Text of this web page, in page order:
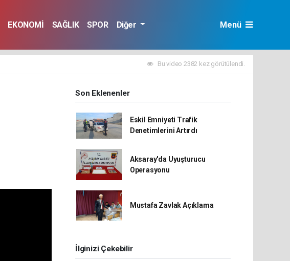
EKONOMİ SAĞLIK SPOR Diğer Menü
Bu video 2382 kez görütülendi.
Son Eklenenler
Eskil Emniyeti Trafik
Denetimlerini Artırdı
Aksaray'da Uyuşturucu
Operasyonu
Mustafa Zavlak Açıklama
İlginizi Çekebilir